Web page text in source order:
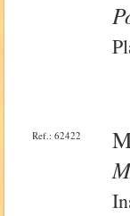
Ref.: 62422